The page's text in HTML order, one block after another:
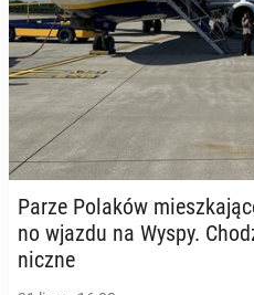
Parze Polaków
no wjazdu na Wyspy.
nicz­ne